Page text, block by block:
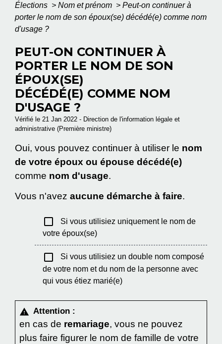
Élections > Nom et prénom > Peut-on continuer à
porter le nom de son époux(se) décédé(e) comme nom
d'usage ?
PEUT-ON CONTINUER À
PORTER LE NOM DE SON
ÉPOUX(SE)
DÉCÉDÉ(E) COMME NOM
D'USAGE ?
Vérifié le 21 Jan 2022 - Direction de l'information légale et
administrative (Première ministre)
Oui, vous pouvez continuer à utiliser le nom
de votre époux ou épouse décédé(e)
comme nom d'usage.
Vous n'avez aucune démarche à faire.
check_box_outline_blank
Si vous utilisiez uniquement le nom de
votre époux(se)
check_box_outline_blank
Si vous utilisiez un double nom composé
de votre nom et du nom de la personne avec
qui vous étiez marié(e)
warning Attention :
en cas de remariage, vous ne pouvez
plus faire figurer le nom de famille de votre